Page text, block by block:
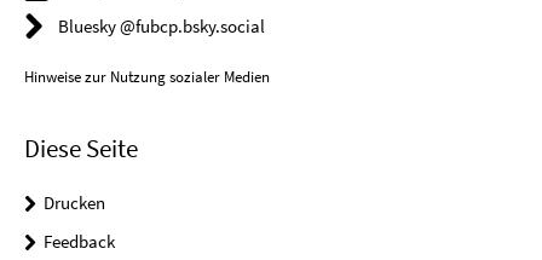
Bluesky @fubcp.bsky.social
Hinweise zur Nutzung sozialer Medien
Diese Seite
Drucken
Feedback